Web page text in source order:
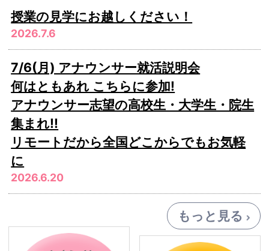
授業の見学にお越しください！
2026.7.6
7/6(月) アナウンサー就活説明会
何はともあれ こちらに参加!
アナウンサー志望の高校生・大学生・院生
集まれ!!
リモートだから全国どこからでもお気軽
に
2026.6.20
もっと見る
【8月24日】1日体験ク